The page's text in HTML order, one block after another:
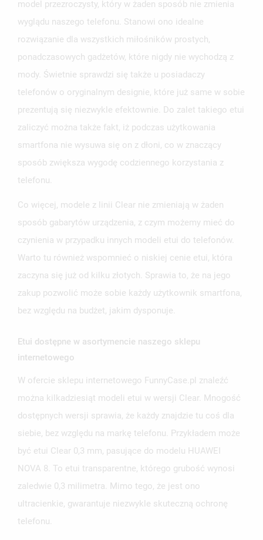
model przezroczysty, który w żaden sposób nie zmienia
wyglądu naszego telefonu. Stanowi ono idealne
rozwiązanie dla wszystkich miłośników prostych,
ponadczasowych gadżetów, które nigdy nie wychodzą z
mody. Świetnie sprawdzi się także u posiadaczy
telefonów o oryginalnym designie, które już same w sobie
prezentują się niezwykle efektownie. Do zalet takiego etui
zaliczyć można także fakt, iż podczas użytkowania
smartfona nie wysuwa się on z dłoni, co w znaczący
sposób zwiększa wygodę codziennego korzystania z
telefonu.
Co więcej, modele z linii Clear nie zmieniają w żaden
sposób gabarytów urządzenia, z czym możemy mieć do
czynienia w przypadku innych modeli etui do telefonów.
Warto tu również wspomnieć o niskiej cenie etui, która
zaczyna się już od kilku złotych. Sprawia to, że na jego
zakup pozwolić może sobie każdy użytkownik smartfona,
bez względu na budżet, jakim dysponuje.
Etui dostępne w asortymencie naszego sklepu
internetowego
W ofercie sklepu internetowego FunnyCase.pl znaleźć
można kilkadziesiąt modeli etui w wersji Clear. Mnogość
dostępnych wersji sprawia, że każdy znajdzie tu coś dla
siebie, bez względu na markę telefonu. Przykładem może
być etui Clear 0,3 mm, pasujące do modelu HUAWEI
NOVA 8. To etui transparentne, którego grubość wynosi
zaledwie 0,3 milimetra. Mimo tego, że jest ono
ultracienkie, gwarantuje niezwykle skuteczną ochronę
telefonu.
MOJE LISTY ŻYCZEŃ
add_circle_outlineUTWÓRZ NOWĄ LISTĘ
UTWÓRZ LISTĘ ŻYCZEŃ
NAZWA LISTY ŻYCZEŃ
ANULUJ UTWÓRZ LISTĘ ŻYCZEŃ
ZALOGUJ SIĘ
MUSISZ BYĆ ZALOGOWANY BY ZAPISAĆ PRODUKTY NA
ANULUJ ZALOGUJ SIĘ